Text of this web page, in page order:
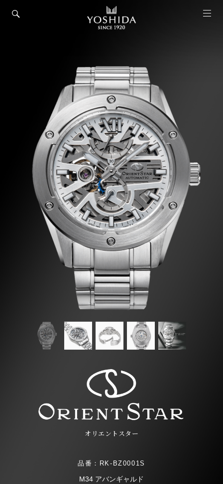
オリエントスター
品番：RK-BZ0001S
M34 アバンギャルド